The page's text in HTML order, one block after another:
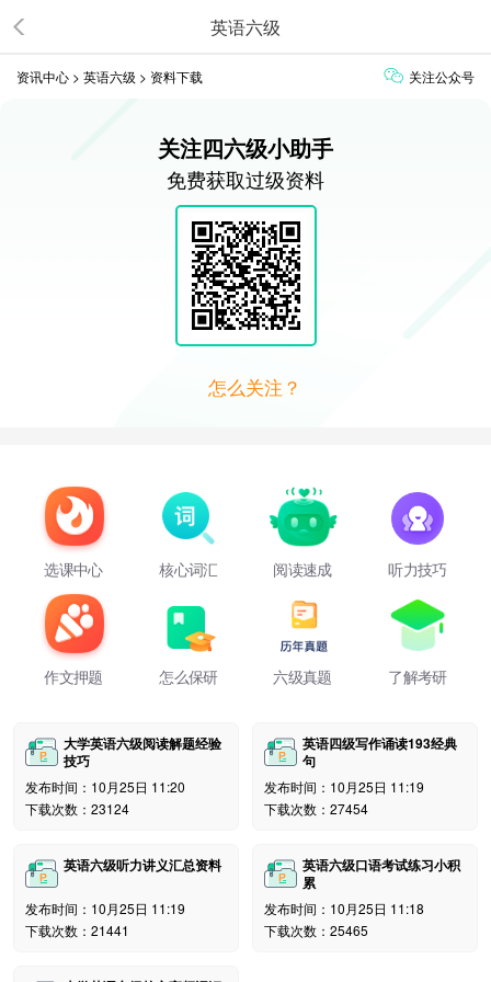
英语六级
资讯中心 > 英语六级 > 资料下载 关注公众号
关注四六级小助手
免费获取过级资料
怎么关注？
选课中心 核心词汇 阅读速成 听力技巧
作文押题 怎么保研 六级真题 了解考研
大学英语六级阅读解题经验
技巧
发布时间：10月25日 11:20
下载次数：23124
英语四级写作诵读193经典
句
发布时间：10月25日 11:19
下载次数：27454
英语六级听力讲义汇总资料
发布时间：10月25日 11:19
下载次数：21441
英语六级口语考试练习小积
累
发布时间：10月25日 11:18
下载次数：25465